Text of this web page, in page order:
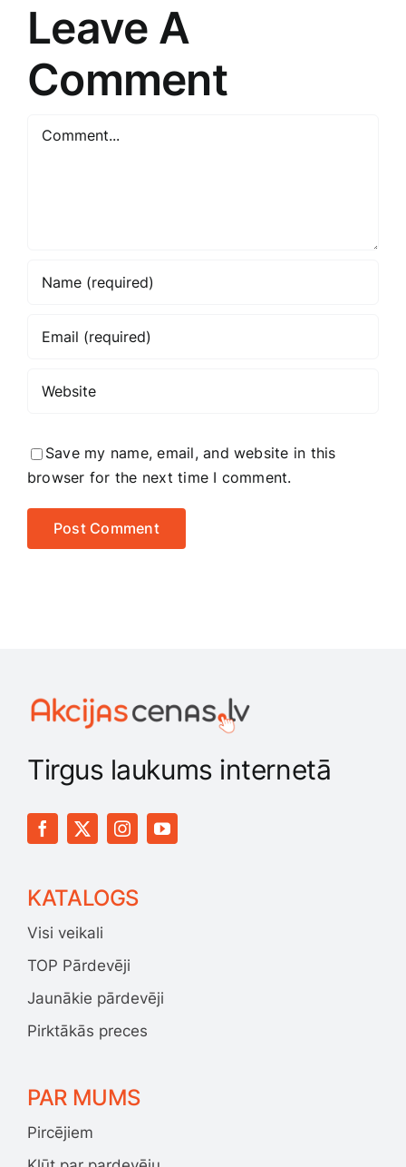
Leave A
Comment
Comment
Save my name, email, and website in this
browser for the next time I comment.
Tirgus laukums internetā
KATALOGS
Visi veikali
TOP Pārdevēji
Jaunākie pārdevēji
Pirktākās preces
PAR MUMS
Pircējiem